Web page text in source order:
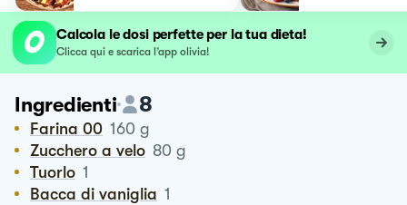
Calcola le dosi perfette per la tua dieta!
Clicca qui e scarica l’app olivia!
Ingredienti 8
Farina 00 160 g
Zucchero a velo 80 g
Tuorlo 1
Bacca di vaniglia 1